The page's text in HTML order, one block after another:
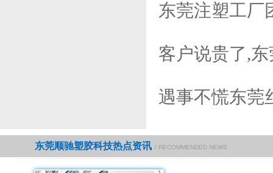
东莞注塑工厂
客户说贵了,
遇事不慌东莞
东莞顺驰塑胶科技热点资讯 / RECOMMENDED NEWS